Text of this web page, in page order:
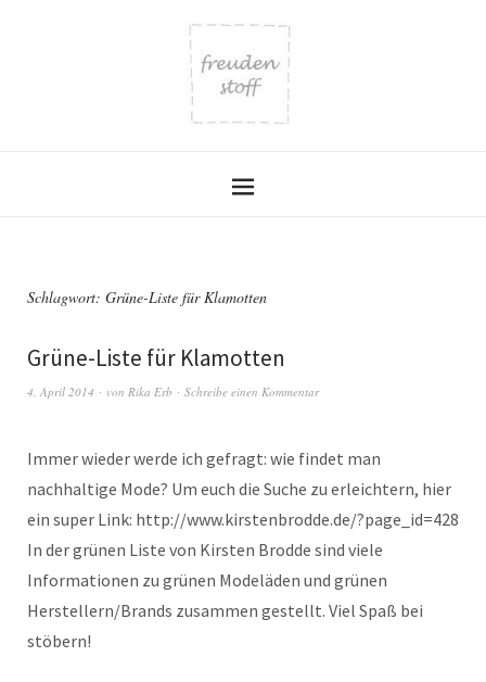
Schlagwort: Grüne-Liste für Klamotten
Grüne-Liste für Klamotten
4. April 2014 von Rika Erb Schreibe einen Kommentar
Immer wieder werde ich gefragt: wie findet man
nachhaltige Mode? Um euch die Suche zu erleichtern, hier
ein super Link: http://www.kirstenbrodde.de/?page_id=428
In der grünen Liste von Kirsten Brodde sind viele
Informationen zu grünen Modeläden und grünen
Herstellern/Brands zusammen gestellt. Viel Spaß bei
stöbern!